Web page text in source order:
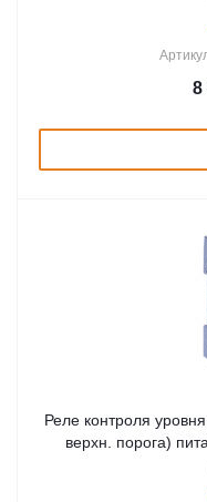
8
Реле контроля
верхн. порога)